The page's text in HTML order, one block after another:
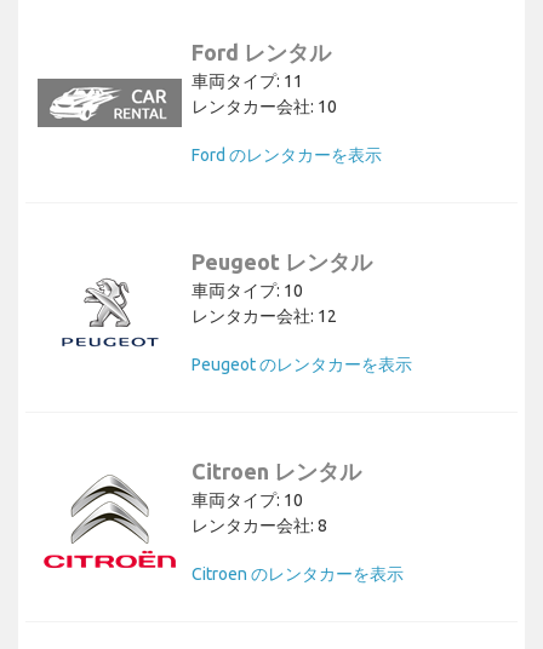
Ford レンタル
車両タイプ: 11
レンタカー会社: 10
Ford のレンタカーを表示
Peugeot レンタル
車両タイプ: 10
レンタカー会社: 12
Peugeot のレンタカーを表示
Citroen レンタル
車両タイプ: 10
レンタカー会社: 8
Citroen のレンタカーを表示